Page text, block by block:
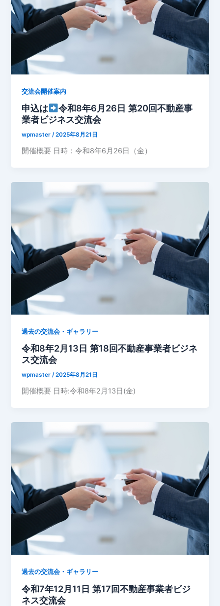
交流会開催案内
申込は
令和8年6月26日 第20回不動産事
業者ビジネス交流会
wpmaster/2025年8月21日
開催概要 日時：令和8年6月26日（金）
過去の交流会・ギャラリー
令和8年2月13日 第18回不動産事業者ビジネ
ス交流会
wpmaster/2025年8月21日
開催概要 日時:令和8年2月13日(金)
過去の交流会・ギャラリー
令和7年12月11日 第17回不動産事業者ビジ
ネス交流会